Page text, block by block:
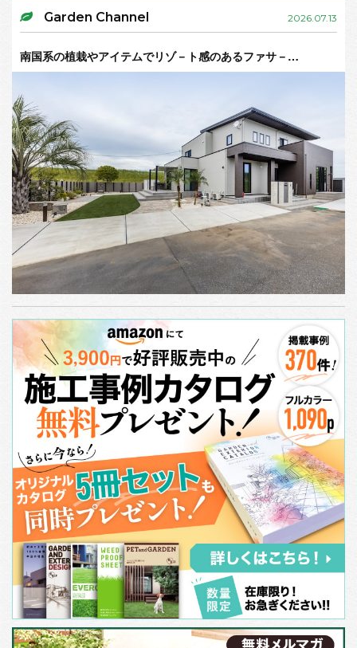
Garden Channel 2026.07.13
南国系の植栽やアイテムでリゾ－ト感のあるファサ－…